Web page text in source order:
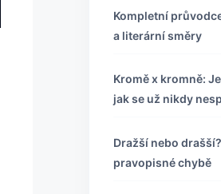
Kompletní
a literární směry
Kromě x kromně:
jak se už nikdy
Dražší nebo
pravopisné chybě